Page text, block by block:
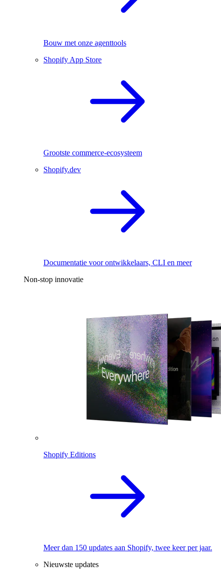
Bouw met onze agenttools
Shopify App Store
Grootste commerce-ecosysteem
Shopify.dev
Documentatie voor ontwikkelaars, CLI en meer
Non-stop innovatie
Shopify Editions
Meer dan 150 updates aan Shopify, twee keer per jaar.
Nieuwste updates